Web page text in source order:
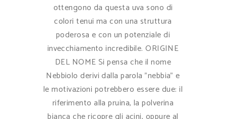
ottengono da questa uva sono di
colori tenui ma con una struttura
poderosa e con un potenziale di
invecchiamento incredibile. ORIGINE
DEL NOME Si pensa che il nome
Nebbiolo derivi dalla parola "nebbia" e
le motivazioni potrebbero essere due: il
riferimento alla pruina, la polverina